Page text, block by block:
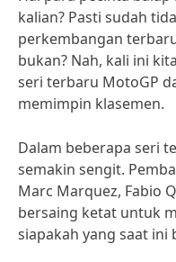
kalian? Pasti sudah
perkembangan
bukan? Nah, kali ini
seri terbaru MotoGP
memimpin klasemen.
Dalam beberapa seri
semakin sengit.
Marc Marquez, Fabio
bersaing ketat untuk
siapakah yang saat ini